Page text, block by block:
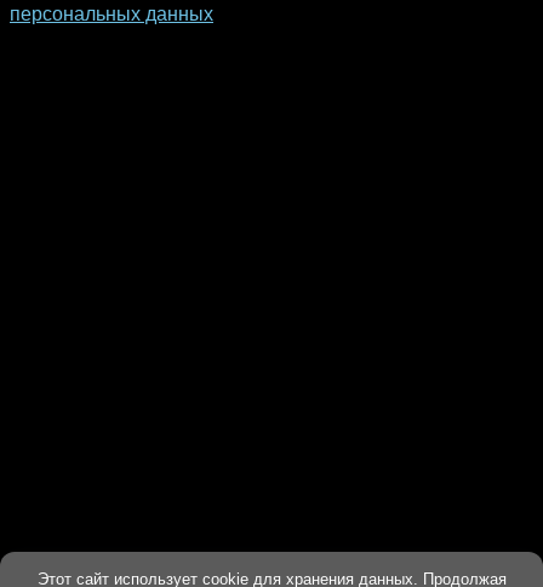
персональных данных
Этот сайт использует cookie для хранения данных. Продолжая